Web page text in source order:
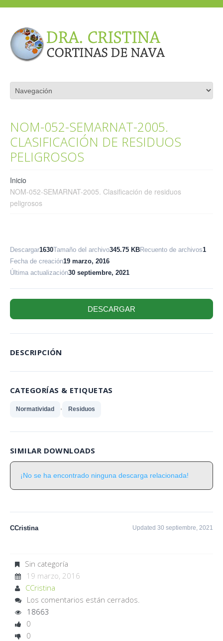
NOM-052-SEMARNAT-2005.
CLASIFICACIÓN DE RESIDUOS
PELIGROSOS
Inicio
NOM-052-SEMARNAT-2005. Clasificación de residuos
peligrosos
Descargar1630Tamaño del archivo345.75 KBRecuento de archivos1
Fecha de creación19 marzo, 2016
Última actualización30 septiembre, 2021
DESCARGAR
DESCRIPCIÓN
CATEGORÍAS & ETIQUETAS
Normatividad Residuos
SIMILAR DOWNLOADS
¡No se ha encontrado ninguna descarga relacionada!
CCristina Updated 30 septiembre, 2021
Sin categoría
19 marzo, 2016
CCristina
Los comentarios están cerrados.
18663
0
0